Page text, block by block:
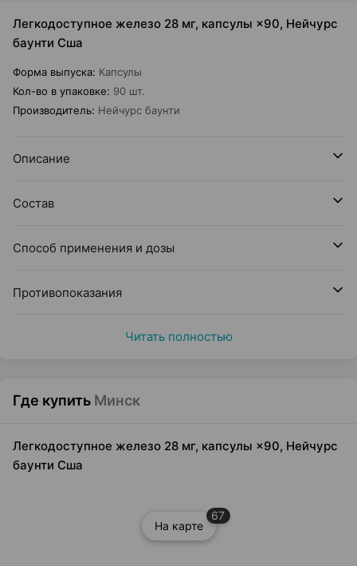
Легкодоступное железо 28 мг, капсулы ×90, Нейчурс
баунти Сша
Форма выпуска: Капсулы
Кол-во в упаковке: 90 шт.
Производитель: Нейчурс баунти
Описание
Состав
Способ применения и дозы
Противопоказания
Читать полностью
Где купить Минск
Легкодоступное железо 28 мг, капсулы ×90, Нейчурс
баунти Сша
На карте
67